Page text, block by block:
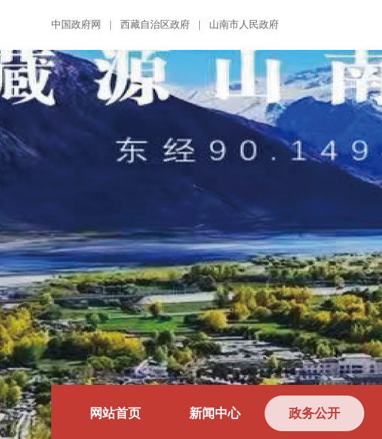
中国政府网 西藏自治区政府 山南市人民政府
网站首页 新闻中心 政务公开